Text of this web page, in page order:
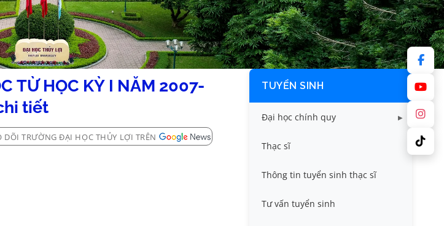
TỪ HỌC KỲ I NĂM 2007-
tiết
DÕI TRƯỜNG ĐẠI HỌC THỦY LỢI TRÊN
TUYỂN SINH
Đại học chính quy
Điểm chuẩn các năm
Thông tin tuyển sinh
Thạc sĩ
Thông tin tuyển sinh thạc sĩ
Tư vấn tuyển sinh